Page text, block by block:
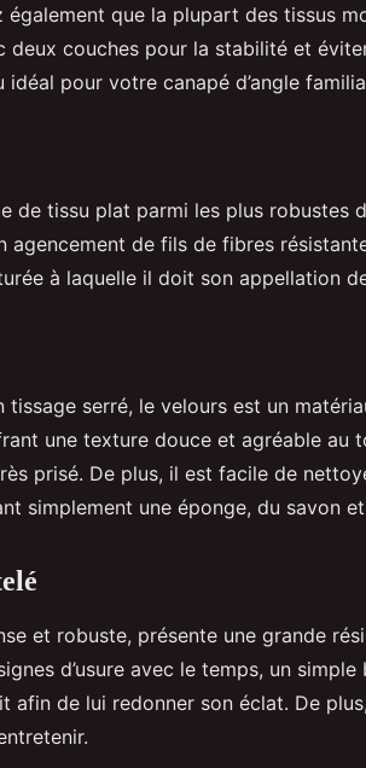
également que la plupart des tissus
deux couches pour la stabilité et
pour votre canapé d’angle
de tissu plat parmi les plus robustes
agencement de fils de fibres
à laquelle il doit son appellation
tissage serré, le velours est un
une texture douce et agréable au
prisé. De plus, il est facile de
simplement une éponge, du savon et
et robuste, présente une grande
d’usure avec le temps, un
afin de lui redonner son éclat. De